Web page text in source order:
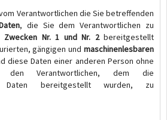
Verantwortlichen die Sie betreffenden
, die Sie dem Verantwortlichen zu
Zwecken Nr. 1 und Nr. 2bereitgestellt
gängigen und maschinenlesbaren
diese Daten einer anderen Person ohne
den Verantwortlichen, dem die
Daten bereitgestellt wurden, zu